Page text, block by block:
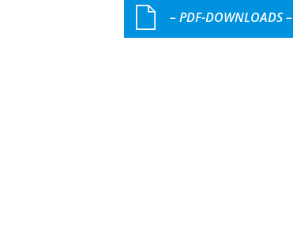
– PDF-DOWNLOADS –